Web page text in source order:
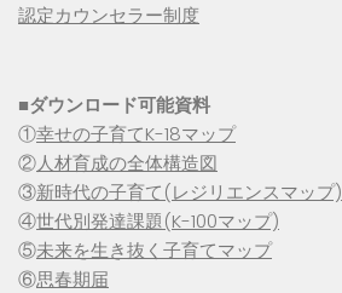
認定カウンセラー制度
■ダウンロード可能資料
①幸せの子育てK-18マップ
②人材育成の全体構造図
③新時代の子育て(レジリエンスマップ)
④世代別発達課題(K-100マップ)
⑤未来を生き抜く子育てマップ
⑥思春期届